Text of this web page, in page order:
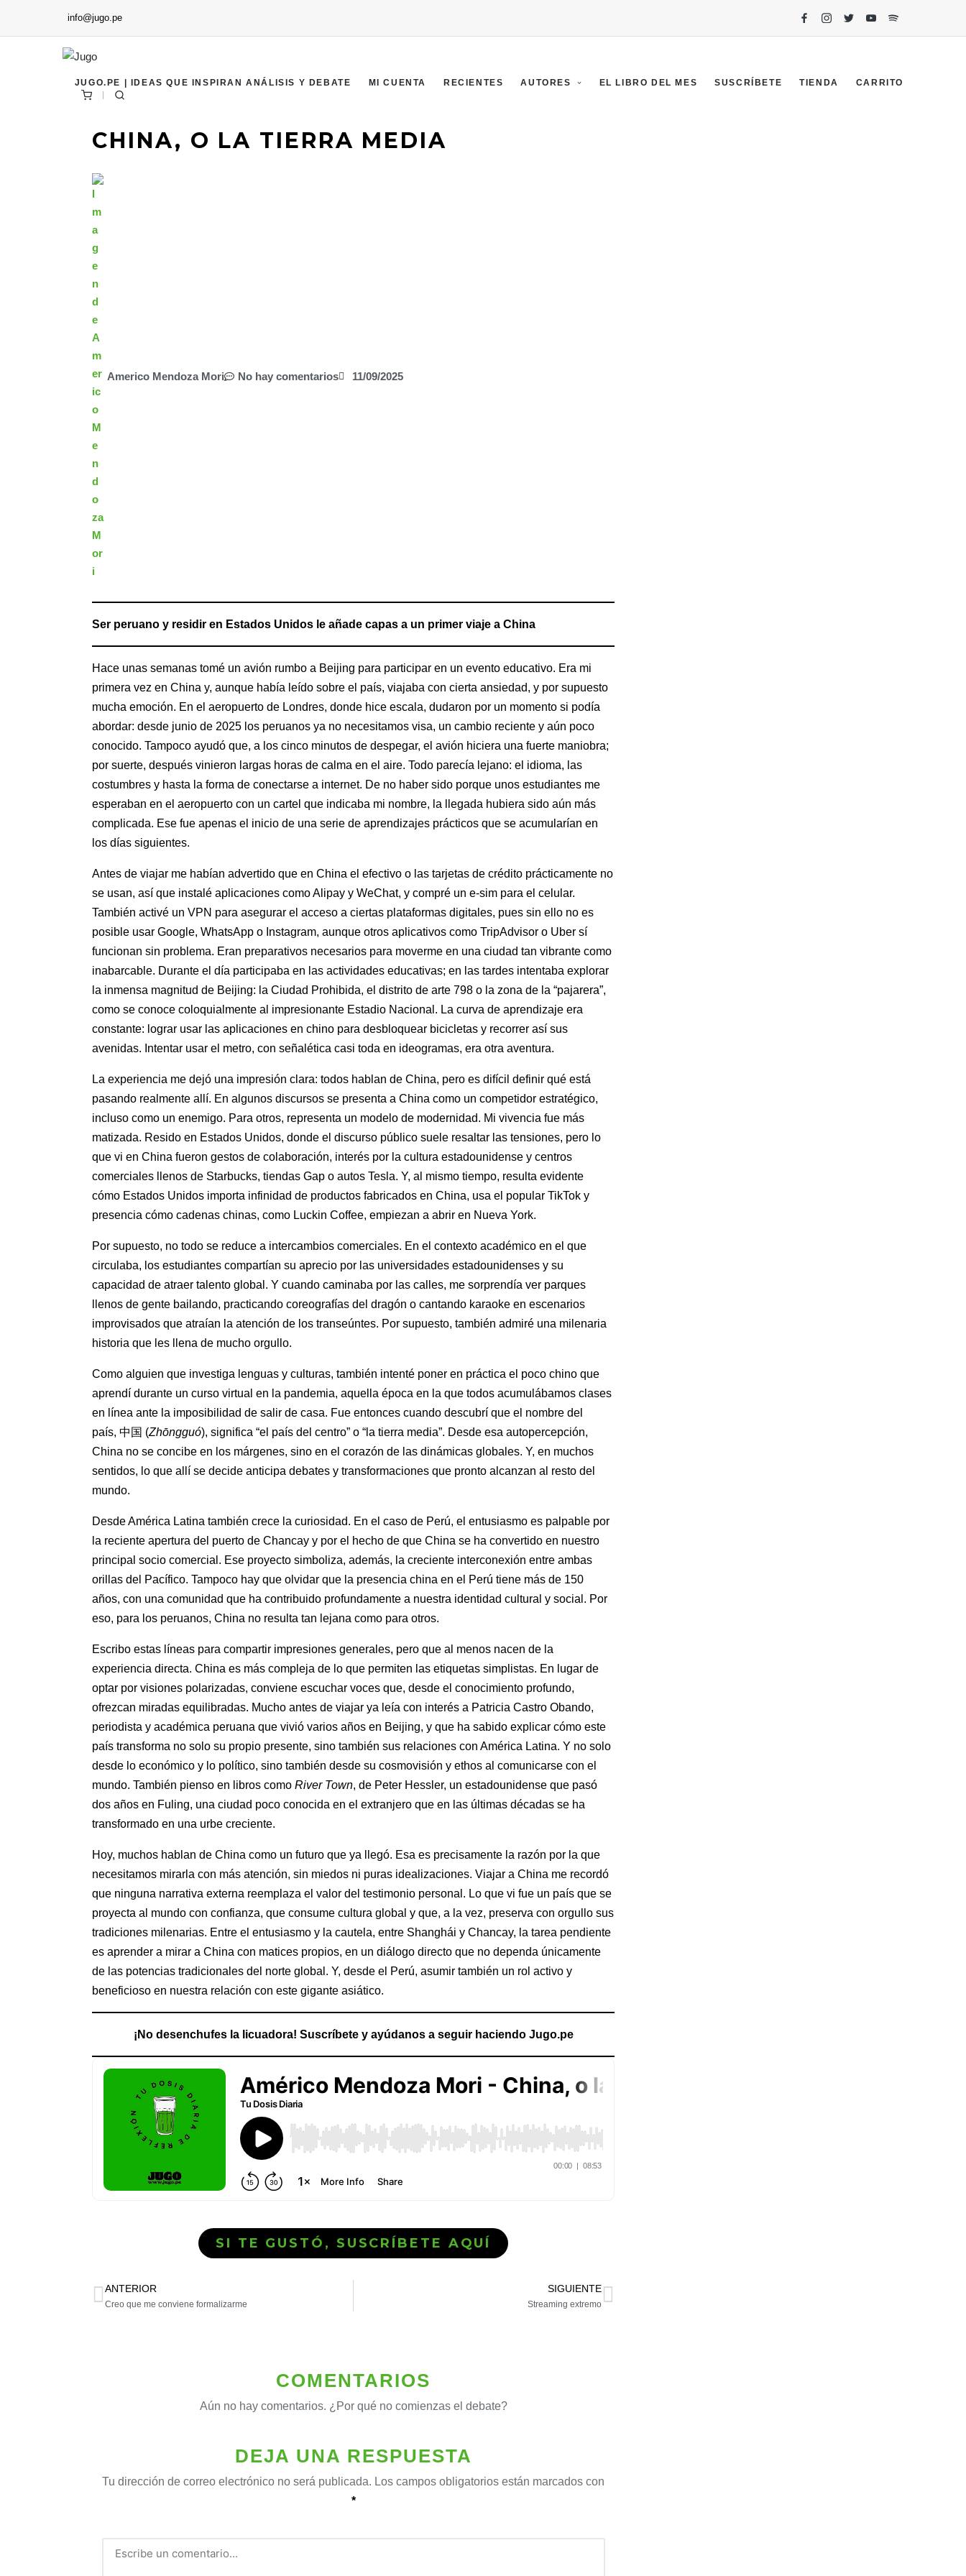
info@jugo.pe
JUGO.PE | IDEAS QUE INSPIRAN ANÁLISIS Y DEBATE MI CUENTA RECIENTES AUTORES EL LIBRO DEL MES SUSCRÍBETE TIENDA CARRITO
CHINA, O LA TIERRA MEDIA
Americo Mendoza Mori No hay comentarios 11/09/2025
Ser peruano y residir en Estados Unidos le añade capas a un primer viaje a China
Hace unas semanas tomé un avión rumbo a Beijing para participar en un evento educativo. Era mi
primera vez en China y, aunque había leído sobre el país, viajaba con cierta ansiedad, y por supuesto
mucha emoción. En el aeropuerto de Londres, donde hice escala, dudaron por un momento si podía
abordar: desde junio de 2025 los peruanos ya no necesitamos visa, un cambio reciente y aún poco
conocido. Tampoco ayudó que, a los cinco minutos de despegar, el avión hiciera una fuerte maniobra;
por suerte, después vinieron largas horas de calma en el aire. Todo parecía lejano: el idioma, las
costumbres y hasta la forma de conectarse a internet. De no haber sido porque unos estudiantes me
esperaban en el aeropuerto con un cartel que indicaba mi nombre, la llegada hubiera sido aún más
complicada. Ese fue apenas el inicio de una serie de aprendizajes prácticos que se acumularían en
los días siguientes.
Antes de viajar me habían advertido que en China el efectivo o las tarjetas de crédito prácticamente no
se usan, así que instalé aplicaciones como Alipay y WeChat, y compré un e-sim para el celular.
También activé un VPN para asegurar el acceso a ciertas plataformas digitales, pues sin ello no es
posible usar Google, WhatsApp o Instagram, aunque otros aplicativos como TripAdvisor o Uber sí
funcionan sin problema. Eran preparativos necesarios para moverme en una ciudad tan vibrante como
inabarcable. Durante el día participaba en las actividades educativas; en las tardes intentaba explorar
la inmensa magnitud de Beijing: la Ciudad Prohibida, el distrito de arte 798 o la zona de la “pajarera”,
como se conoce coloquialmente al impresionante Estadio Nacional. La curva de aprendizaje era
constante: lograr usar las aplicaciones en chino para desbloquear bicicletas y recorrer así sus
avenidas. Intentar usar el metro, con señalética casi toda en ideogramas, era otra aventura.
La experiencia me dejó una impresión clara: todos hablan de China, pero es difícil definir qué está
pasando realmente allí. En algunos discursos se presenta a China como un competidor estratégico,
incluso como un enemigo. Para otros, representa un modelo de modernidad. Mi vivencia fue más
matizada. Resido en Estados Unidos, donde el discurso público suele resaltar las tensiones, pero lo
que vi en China fueron gestos de colaboración, interés por la cultura estadounidense y centros
comerciales llenos de Starbucks, tiendas Gap o autos Tesla. Y, al mismo tiempo, resulta evidente
cómo Estados Unidos importa infinidad de productos fabricados en China, usa el popular TikTok y
presencia cómo cadenas chinas, como Luckin Coffee, empiezan a abrir en Nueva York.
Por supuesto, no todo se reduce a intercambios comerciales. En el contexto académico en el que
circulaba, los estudiantes compartían su aprecio por las universidades estadounidenses y su
capacidad de atraer talento global. Y cuando caminaba por las calles, me sorprendía ver parques
llenos de gente bailando, practicando coreografías del dragón o cantando karaoke en escenarios
improvisados que atraían la atención de los transeúntes. Por supuesto, también admiré una milenaria
historia que les llena de mucho orgullo.
Como alguien que investiga lenguas y culturas, también intenté poner en práctica el poco chino que
aprendí durante un curso virtual en la pandemia, aquella época en la que todos acumulábamos clases
en línea ante la imposibilidad de salir de casa. Fue entonces cuando descubrí que el nombre del
país, 中国 (Zhōngguó), significa “el país del centro” o “la tierra media”. Desde esa autopercepción,
China no se concibe en los márgenes, sino en el corazón de las dinámicas globales. Y, en muchos
sentidos, lo que allí se decide anticipa debates y transformaciones que pronto alcanzan al resto del
mundo.
Desde América Latina también crece la curiosidad. En el caso de Perú, el entusiasmo es palpable por
la reciente apertura del puerto de Chancay y por el hecho de que China se ha convertido en nuestro
principal socio comercial. Ese proyecto simboliza, además, la creciente interconexión entre ambas
orillas del Pacífico. Tampoco hay que olvidar que la presencia china en el Perú tiene más de 150
años, con una comunidad que ha contribuido profundamente a nuestra identidad cultural y social. Por
eso, para los peruanos, China no resulta tan lejana como para otros.
Escribo estas líneas para compartir impresiones generales, pero que al menos nacen de la
experiencia directa. China es más compleja de lo que permiten las etiquetas simplistas. En lugar de
optar por visiones polarizadas, conviene escuchar voces que, desde el conocimiento profundo,
ofrezcan miradas equilibradas. Mucho antes de viajar ya leía con interés a Patricia Castro Obando,
periodista y académica peruana que vivió varios años en Beijing, y que ha sabido explicar cómo este
país transforma no solo su propio presente, sino también sus relaciones con América Latina. Y no solo
desde lo económico y lo político, sino también desde su cosmovisión y ethos al comunicarse con el
mundo. También pienso en libros comoRiver Town, de Peter Hessler, un estadounidense que pasó
dos años en Fuling, una ciudad poco conocida en el extranjero que en las últimas décadas se ha
transformado en una urbe creciente.
Hoy, muchos hablan de China como un futuro que ya llegó. Esa es precisamente la razón por la que
necesitamos mirarla con más atención, sin miedos ni puras idealizaciones. Viajar a China me recordó
que ninguna narrativa externa reemplaza el valor del testimonio personal. Lo que vi fue un país que se
proyecta al mundo con confianza, que consume cultura global y que, a la vez, preserva con orgullo sus
tradiciones milenarias. Entre el entusiasmo y la cautela, entre Shanghái y Chancay, la tarea pendiente
es aprender a mirar a China con matices propios, en un diálogo directo que no dependa únicamente
de las potencias tradicionales del norte global. Y, desde el Perú, asumir también un rol activo y
beneficioso en nuestra relación con este gigante asiático.
¡No desenchufes la licuadora! Suscríbete y ayúdanos a seguir haciendo Jugo.pe
SI TE GUSTÓ, SUSCRÍBETE AQUÍ
ANTERIOR
Creo que me conviene formalizarme
SIGUIENTE
Streaming extremo
COMENTARIOS
Aún no hay comentarios. ¿Por qué no comienzas el debate?
DEJA UNA RESPUESTA
Tu dirección de correo electrónico no será publicada. Los campos obligatorios están marcados con
*